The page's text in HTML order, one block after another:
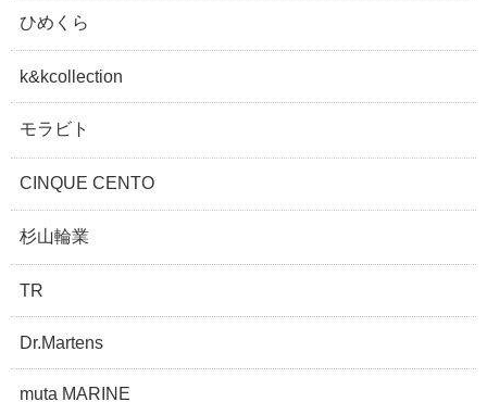
ひめくら
k&kcollection
モラビト
CINQUE CENTO
杉山輪業
TR
Dr.Martens
muta MARINE